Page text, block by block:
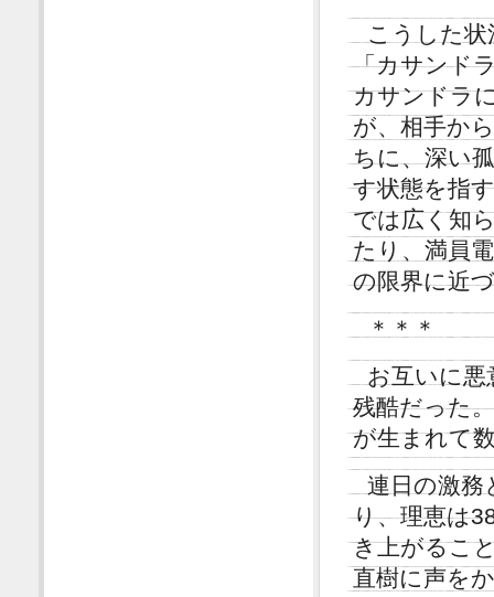
こうした
「カサンド
カサンドラ
が、相手か
ちに、深い
す状態を指
では広く知
たり、満員
の限界に近
＊＊＊
お互いに
残酷だった
が生まれて
連日の激務
り、理恵は
き上がるこ
直樹に声を